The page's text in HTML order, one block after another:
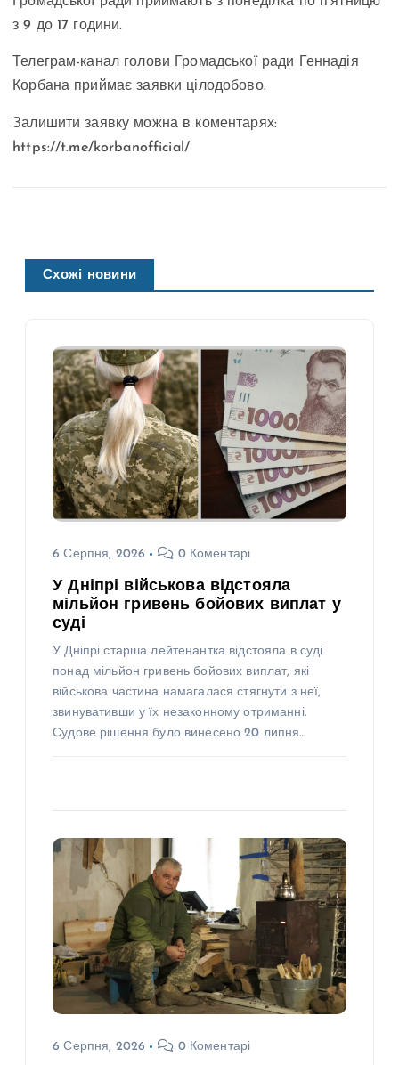
з 9 до 17 години.
Телеграм-канал голови Громадської ради Геннадія
Корбана приймає заявки цілодобово.
Залишити заявку можна в коментарях:
https://t.me/korbanofficial/
Схожі новини
6 Серпня, 2026 0 Коментарі
У Дніпрі військова відстояла
мільйон гривень бойових виплат у
суді
У Дніпрі старша лейтенантка відстояла в суді
понад мільйон гривень бойових виплат, які
військова частина намагалася стягнути з неї,
звинувативши у їх незаконному отриманні.
Судове рішення було винесено 20 липня…
6 Серпня, 2026 0 Коментарі